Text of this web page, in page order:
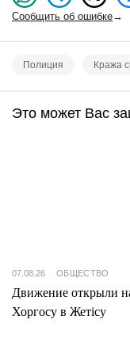
Сообщить об ошибке→
Полиция Кража
Это может Вас
07.08.26 ОБЩЕСТВО
Движение открыли
Хоргосу в Жетісу